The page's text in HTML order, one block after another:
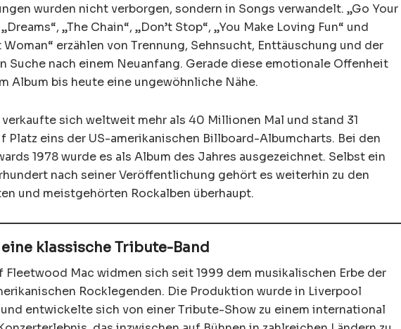
wurden nicht verborgen, sondern in Songs verwandelt. „Go Your
„The Chain“, „Don’t Stop“, „You Make Loving Fun“ und
erzählen von Trennung, Sehnsucht, Enttäuschung und der
Suche nach einem Neuanfang. Gerade diese emotionale Offenheit
Album bis heute eine ungewöhnliche Nähe.
verkaufte sich weltweit mehr als 40 Millionen Mal und stand 31
Platz eins der US-amerikanischen Billboard-Albumcharts. Bei den
1978 wurde es als Album des Jahres ausgezeichnet. Selbst ein
nach seiner Veröffentlichung gehört es weiterhin zu den
und meistgehörten Rockalben überhaupt.
klassische Tribute-Band
Fleetwood Mac widmen sich seit 1999 dem musikalischen Erbe der
Rocklegenden. Die Produktion wurde in Liverpool
entwickelte sich von einer Tribute-Show zu einem international